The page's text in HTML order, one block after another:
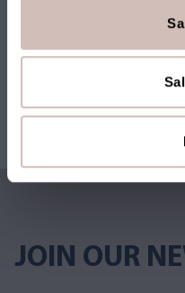
JOIN OUR